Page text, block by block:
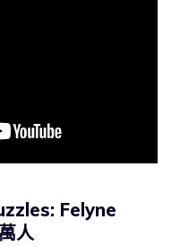
Felyne
人